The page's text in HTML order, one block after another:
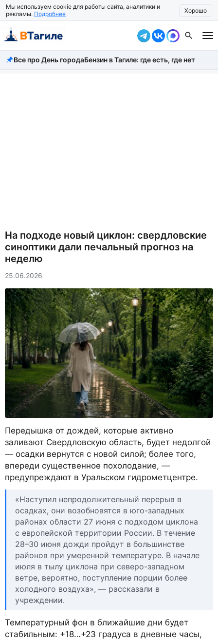
Мы используем cookie для работы сайта, аналитики и
рекламы. Подробнее Хорошо
Все новости
Все про День городаБензин в Тагиле: где есть, где нет
На подходе новый циклон: свердловские
синоптики дали печальный прогноз на
неделю
25.06.2026
Передышка от дождей, которые активно
заливают Свердловскую область, будет недолгой
— осадки вернутся с новой силой; более того,
впереди существенное похолодание, —
предупреждают в Уральском гидрометцентре.
«Наступил непродолжительный перерыв в
осадках, они возобновятся в юго-западных
районах области 27 июня с подходом циклона
с европейской территории России. В течение
28–30 июня дожди пройдут в большинстве
районов при умеренной температуре. В начале
июля в тылу циклона при северо-западном
ветре, вероятно, поступление порции более
холодного воздуха», — рассказали в
учреждении.
Температурный фон в ближайшие дни будет
стабильным: +18…+23 градуса в дневные часы,